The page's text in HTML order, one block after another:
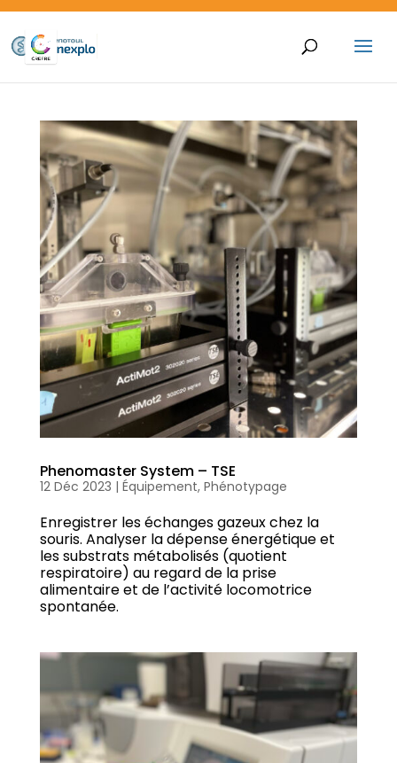
Phenomaster System – TSE
12 Déc 2023 | Équipement, Phénotypage
Enregistrer les échanges gazeux chez la
souris. Analyser la dépense énergétique et
les substrats métabolisés (quotient
respiratoire) au regard de la prise
alimentaire et de l’activité locomotrice
spontanée.